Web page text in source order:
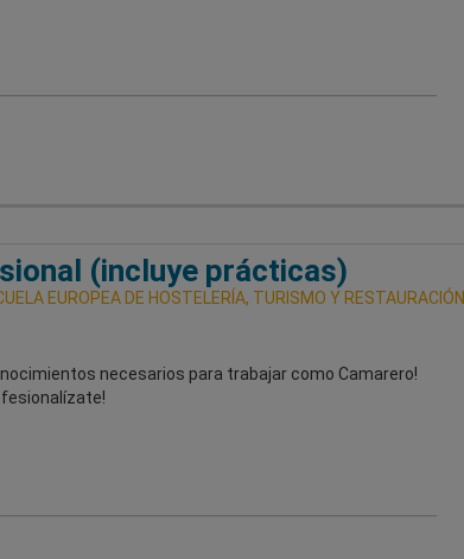
(incluye prácticas)
EUROPEA DE HOSTELERÍA, TURISMO Y RESTAURACIÓN
necesarios para trabajar como Camarero!